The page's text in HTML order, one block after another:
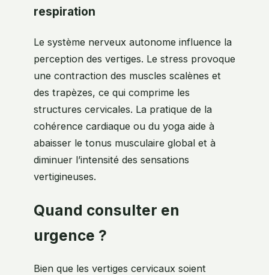
respiration
Le système nerveux autonome influence la
perception des vertiges. Le stress provoque
une contraction des muscles scalènes et
des trapèzes, ce qui comprime les
structures cervicales. La pratique de la
cohérence cardiaque ou du yoga aide à
abaisser le tonus musculaire global et à
diminuer l’intensité des sensations
vertigineuses.
Quand consulter en
urgence ?
Bien que les vertiges cervicaux soient